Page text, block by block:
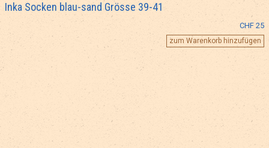
Inka Socken blau-sand Grösse 39-41
CHF 25